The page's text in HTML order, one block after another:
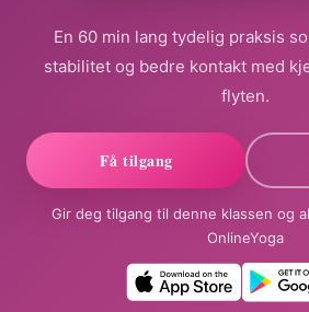
En 60 min lang tydelig praksis
stabilitet og bedre kontakt med
flyten.
Få tilgang
Gir deg tilgang til denne klassen og
OnlineYoga